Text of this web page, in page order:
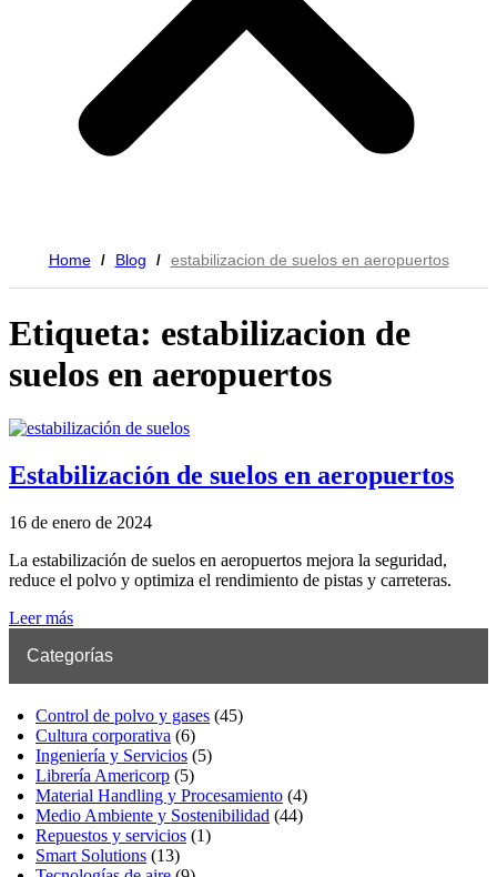
Home / Blog / estabilizacion de suelos en aeropuertos
Etiqueta: estabilizacion de
suelos en aeropuertos
Estabilización de suelos en aeropuertos
16 de enero de 2024
La estabilización de suelos en aeropuertos mejora la seguridad,
reduce el polvo y optimiza el rendimiento de pistas y carreteras.
Leer más
Categorías
Control de polvo y gases (45)
Cultura corporativa (6)
Ingeniería y Servicios (5)
Librería Americorp (5)
Material Handling y Procesamiento (4)
Medio Ambiente y Sostenibilidad (44)
Repuestos y servicios (1)
Smart Solutions (13)